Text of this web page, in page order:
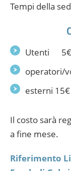
Tempi della
Utenti
operatori/
esterni 15€
Il costo sarà
a fine mese.
Riferimento